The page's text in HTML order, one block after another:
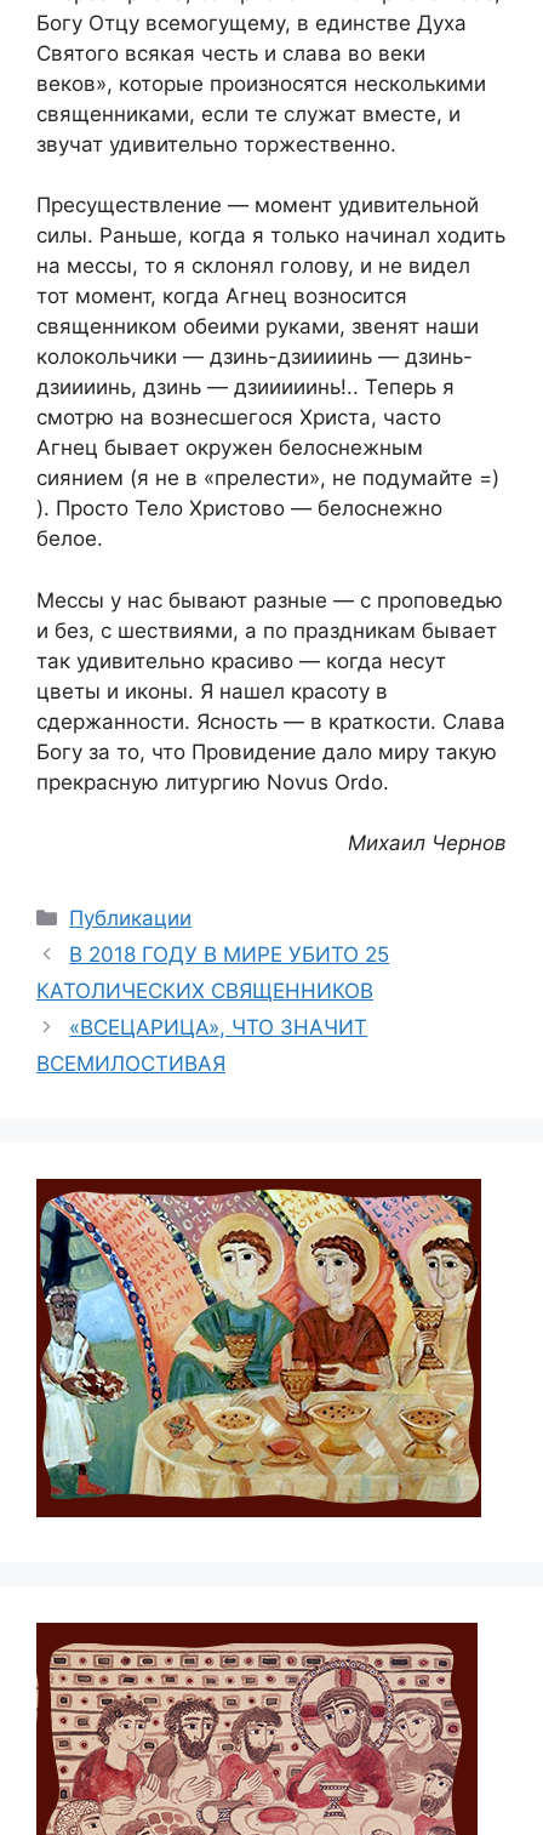
Богу Отцу всемогущему, в единстве Духа
Святого всякая честь и слава во веки
веков», которые произносятся несколькими
священниками, если те служат вместе, и
звучат удивительно торжественно.
Пресуществление — момент удивительной
силы. Раньше, когда я только начинал ходить
на мессы, то я склонял голову, и не видел
тот момент, когда Агнец возносится
священником обеими руками, звенят наши
колокольчики — дзинь-дзиииинь — дзинь-
дзиииинь, дзинь — дзииииинь!.. Теперь я
смотрю на вознесшегося Христа, часто
Агнец бывает окружен белоснежным
сиянием (я не в «прелести», не подумайте =)
). Просто Тело Христово — белоснежно
белое.
Мессы у нас бывают разные — с проповедью
и без, с шествиями, а по праздникам бывает
так удивительно красиво — когда несут
цветы и иконы. Я нашел красоту в
сдержанности. Ясность — в краткости. Слава
Богу за то, что Провидение дало миру такую
прекрасную литургию Novus Ordo.
Михаил Чернов
Рубрики
Публикации
В 2018 ГОДУ В МИРЕ УБИТО 25
КАТОЛИЧЕСКИХ СВЯЩЕННИКОВ
«ВСЕЦАРИЦА», ЧТО ЗНАЧИТ
ВСЕМИЛОСТИВАЯ